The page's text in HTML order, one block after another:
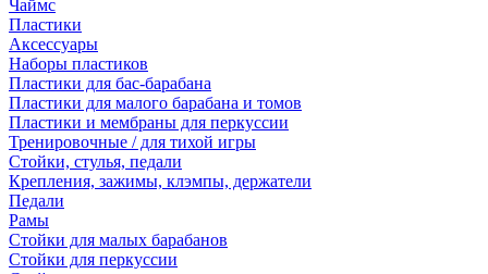
Чаймс
Пластики
Аксессуары
Наборы пластиков
Пластики для бас-барабана
Пластики для малого барабана и томов
Пластики и мембраны для перкуссии
Тренировочные / для тихой игры
Стойки, стулья, педали
Крепления, зажимы, клэмпы, держатели
Педали
Рамы
Стойки для малых барабанов
Стойки для перкуссии